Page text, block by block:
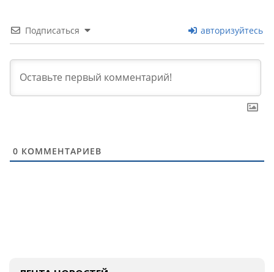
Подписаться авторизуйтесь
0 КОММЕНТАРИЕВ